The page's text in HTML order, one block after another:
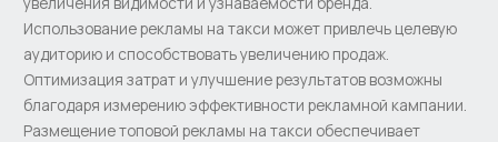
Использование рекламы на такси может привлечь целевую
аудиторию и способствовать увеличению продаж.
Оптимизация затрат и улучшение результатов возможны
благодаря измерению эффективности рекламной кампании.
Размещение топовой рекламы на такси обеспечивает